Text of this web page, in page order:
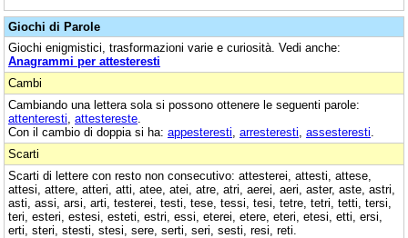
Giochi di Parole
Giochi enigmistici, trasformazioni varie e curiosità. Vedi anche:
Anagrammi per attesteresti
Cambi
Cambiando una lettera sola si possono ottenere le seguenti parole:
attenteresti attestereste
Con il cambio di doppia si ha: appesteresti arresteresti assesteresti
Scarti
Scarti di lettere con resto non consecutivo: attesterei, attesti, attese,
attesi, attere, atteri, atti, atee, atei, atre, atri, aerei, aeri, aster, aste, astri,
asti, assi, arsi, arti, testerei, testi, tese, tessi, tesi, tetre, tetri, tetti, tersi,
teri, esteri, estesi, esteti, estri, essi, eterei, etere, eteri, etesi, etti, ersi,
erti, steri, stesti, stesi, sere, serti, seri, sesti, resi, reti.